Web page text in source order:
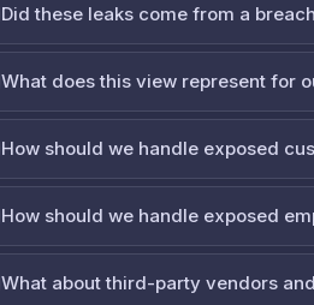
Did these leaks come from a
What does this view represent for
How should we handle exposed
How should we handle exposed
What about third-party vendors